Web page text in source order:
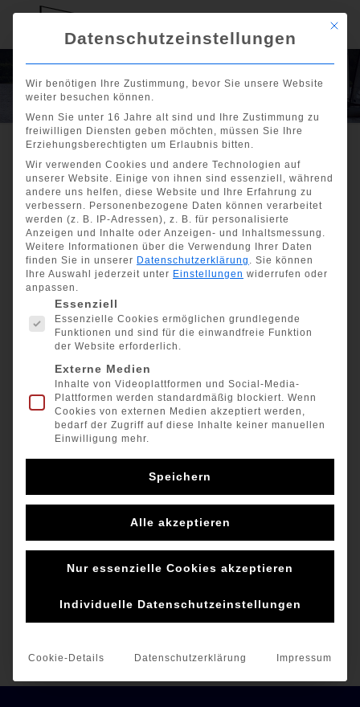
Kontakt
Sende eine Nachricht
Du hast noch Fragen? Sende uns einfach eine
Nachricht und wir melden uns bei Dir!
Mit
Datenschutzeinstellungen
Wir benötigen Ihre Zustimmung, bevor Sie unsere Website
weiter besuchen können.
Wenn Sie unter 16 Jahre alt sind und Ihre Zustimmung zu
freiwilligen Diensten geben möchten, müssen Sie Ihre
Erziehungsberechtigten um Erlaubnis bitten.
Wir verwenden Cookies und andere Technologien auf
unserer Website. Einige von ihnen sind essenziell, während
andere uns helfen, diese Website und Ihre Erfahrung zu
verbessern. Personenbezogene Daten können verarbeitet
werden (z. B. IP-Adressen), z. B. für personalisierte
Anzeigen und Inhalte oder Anzeigen- und Inhaltsmessung.
Weitere Informationen über die Verwendung Ihrer Daten
finden Sie in unserer Datenschutzerklärung . Sie können
Ihre Auswahl jederzeit unter Einstellungen widerrufen oder
anpassen.
Es folgt eine Liste der Service-Gruppen, für die eine
Essenziell
Essenzielle Cookies ermöglichen grundlegende
Funktionen und sind für die einwandfreie Funktion
der Website erforderlich.
Externe Medien
Inhalte von Videoplattformen und Social-Media-
Plattformen werden standardmäßig blockiert. Wenn
Cookies von externen Medien akzeptiert werden,
bedarf der Zugriff auf diese Inhalte keiner manuellen
Einwilligung mehr.
Speichern
Alle akzeptieren
Nur essenzielle Cookies akzeptieren
Individuelle Datenschutzeinstellungen
Cookie-Details Datenschutzerklärung Impressum